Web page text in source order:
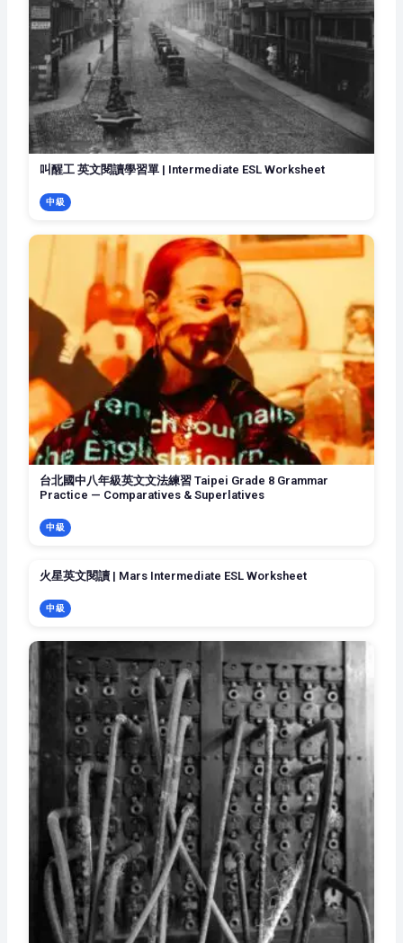
叫醒工 英文閱讀學習單 | Intermediate ESL Worksheet
中級
台北國中八年級英文文法練習 Taipei Grade 8 Grammar
Practice — Comparatives & Superlatives
中級
火星英文閱讀 | Mars Intermediate ESL Worksheet
中級